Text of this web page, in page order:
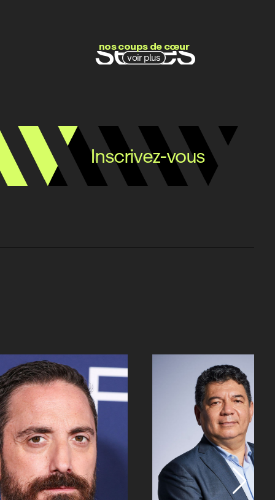
nos coups de cœur
séries
voir plus
Inscrivez-vous